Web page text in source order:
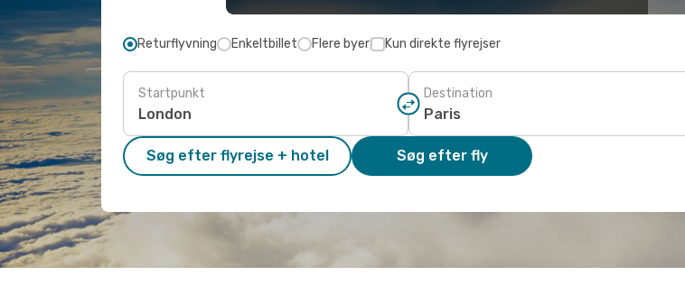
Returflyvning Enkeltbillet Flere byer Kun direkte flyrejser
Startpunkt Destination
Søg efter flyrejse + hotel Søg efter fly